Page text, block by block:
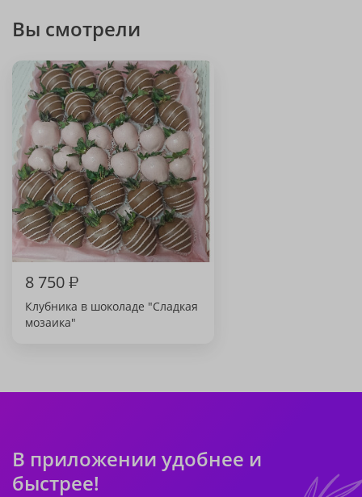
Вы смотрели
8 750₽
Клубника в шоколаде "Сладкая
мозаика"
В приложении удобнее и
быстрее!